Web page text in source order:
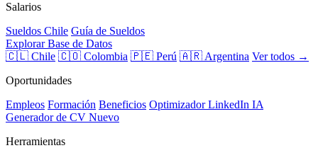
Salarios
Sueldos Chile Guía de Sueldos
Explorar Base de Datos
🇨🇱 Chile 🇨🇴 Colombia 🇵🇪 Perú 🇦🇷 Argentina Ver todos →
Oportunidades
Empleos Formación Beneficios Optimizador LinkedIn IA
Generador de CV Nuevo
Herramientas